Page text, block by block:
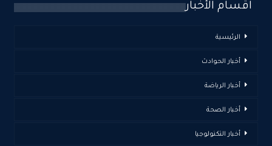
اقسام الأخبار
الرئيسية
أخبار الحوادث
أخبار الرياضة
أخبار الصحة
أخبار التكنولوجيا